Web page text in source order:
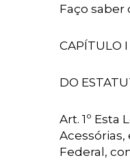
Faço
CAPÍTULO I
DO
Art. 1º
Acessórias,
Federal,